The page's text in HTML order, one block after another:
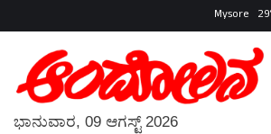
Mysore 29
ಭಾನುವಾರ, 09 ಆಗಸ್ಟ್ 2026